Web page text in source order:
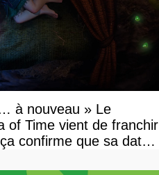
à nouveau » Le
of Time vient de franchir
confirme que sa date